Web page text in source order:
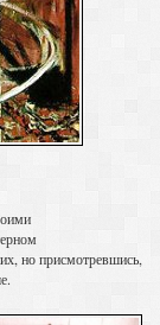
но присмотревшись,